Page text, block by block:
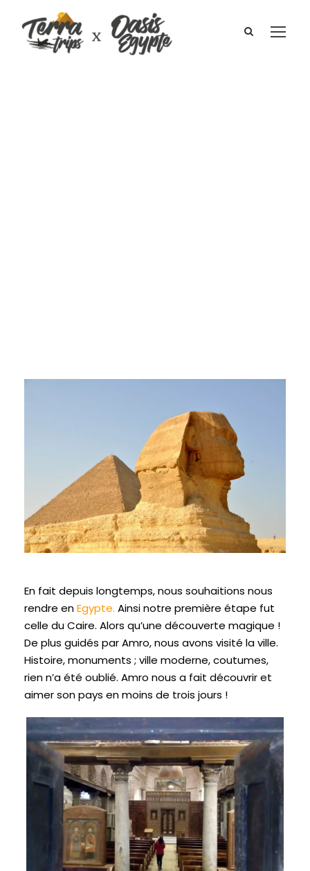
En fait depuis longtemps, nous souhaitions nous
rendre enEgypte. Ainsi notre première étape fut
celle du Caire. Alors qu’une découverte magique !
De plus guidés par Amro, nous avons visité la ville.
Histoire, monuments ; ville moderne, coutumes,
rien n’a été oublié. Amro nous a fait découvrir et
aimer son pays en moins de trois jours !